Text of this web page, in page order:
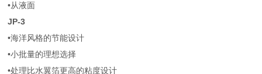
•从液面
JP-3
•海洋风格的节能设计
•小批量的理想选择
•处理比水翼箔更高的粘度设计